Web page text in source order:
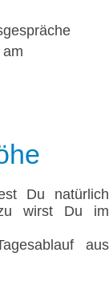
Du natürlich
wirst Du im
aus